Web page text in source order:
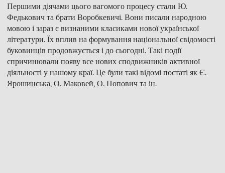
Першими діячами цього вагомого процесу стали Ю.
Федькович та брати Воробкевичі. Вони писали народною
мовою і зараз є визнаними класиками нової української
літератури. Їх вплив на формування національної свідомості
буковинців продовжується і до сьогодні. Такі події
спричинювали появу все нових сподвижників активної
діяльності у нашому краї. Це були такі відомі постаті як Є.
Ярошинська, О. Маковей, О. Попович та ін.